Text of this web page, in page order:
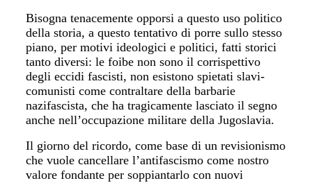
Bisogna tenacemente opporsi a questo uso politico
della storia, a questo tentativo di porre sullo stesso
piano, per motivi ideologici e politici, fatti storici
tanto diversi: le foibe non sono il corrispettivo
degli eccidi fascisti, non esistono spietati slavi-
comunisti come contraltare della barbarie
nazifascista, che ha tragicamente lasciato il segno
anche nell’occupazione militare della Jugoslavia.
Il giorno del ricordo, come base di un revisionismo
che vuole cancellare l’antifascismo come nostro
valore fondante per soppiantarlo con nuovi